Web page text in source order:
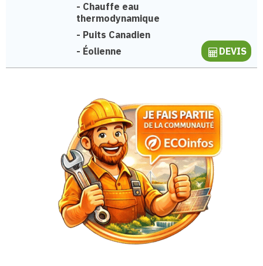
- Chauffe eau
thermodynamique
- Puits Canadien
- Éolienne DEVIS